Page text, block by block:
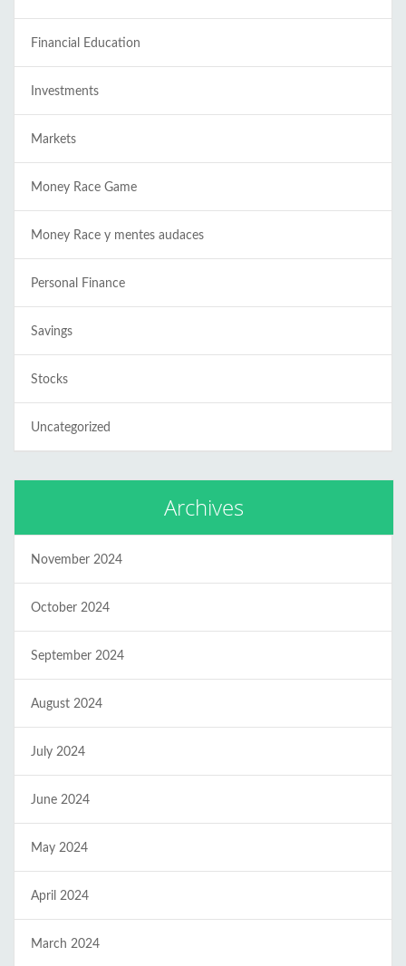
Financial Education
Investments
Markets
Money Race Game
Money Race y mentes audaces
Personal Finance
Savings
Stocks
Uncategorized
Archives
November 2024
October 2024
September 2024
August 2024
July 2024
June 2024
May 2024
April 2024
March 2024